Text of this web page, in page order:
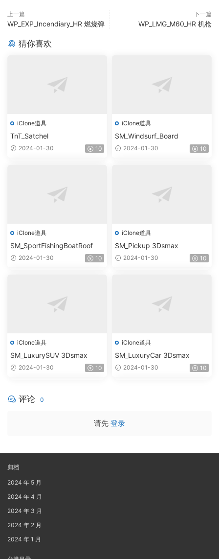
上一篇
WP_EXP_Incendiary_HR 燃烧弹
下一篇
WP_LMG_M60_HR 机枪
猜你喜欢
iClone道具
TnT_Satchel
2024-01-30 10
iClone道具
SM_Windsurf_Board
2024-01-30 10
iClone道具
SM_SportFishingBoatRoof
2024-01-30 10
iClone道具
SM_Pickup 3Dsmax
2024-01-30 10
iClone道具
SM_LuxurySUV 3Dsmax
2024-01-30 10
iClone道具
SM_LuxuryCar 3Dsmax
2024-01-30 10
评论 0
请先 登录
归档
2024 年 5 月
2024 年 4 月
2024 年 3 月
2024 年 2 月
2024 年 1 月